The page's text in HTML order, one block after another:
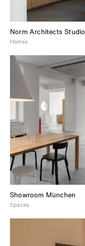
Norm Architects Studio
Homes
Showroom München
Spaces